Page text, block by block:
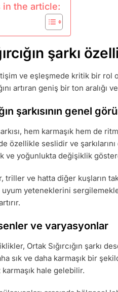
in the article:
şarkı
ve eşleşmede kritik bir
artıran geniş bir ton
şarkısının genel
şarkısı, hem karmaşık hem
özellikle seslidir ve
ve yoğunlukta değişiklik
triller ve hatta diğer
yeteneklerini
ve varyasyonlar
Ortak Sığırcığın şarkı
sık ve daha karmaşık bir
karmaşık hale gelebilir.